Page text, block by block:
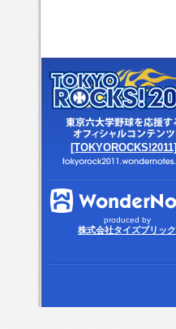
[TOKYOROCKS!2011]
produced by
株式会社タイズブリック